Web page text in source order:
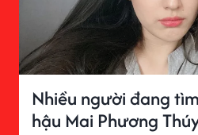
Nhiều người đang
hậu Mai Phương